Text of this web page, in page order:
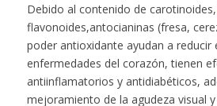
Debido al contenido de carotinoides,
flavonoides,antocianinas (fresa,
poder antioxidante ayudan a reducir
enfermedades del corazón, tienen
antiinflamatorios y antidiabéticos,
mejoramiento de la agudeza visual